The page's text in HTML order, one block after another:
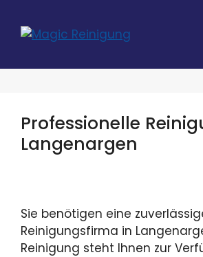
Professionelle
Langenargen
Sie benötigen eine
Reinigungsfirma in
Reinigung steht Ihnen zur